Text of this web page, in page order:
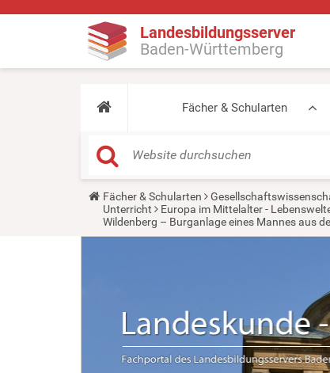
Landesbildungsserver
Baden-Württemberg
Fächer & Schularten
Y
a
Fächer & Schularten
Unterricht
Europa im Mittelalter -
Wildenberg – Burganlage eines Mannes aus